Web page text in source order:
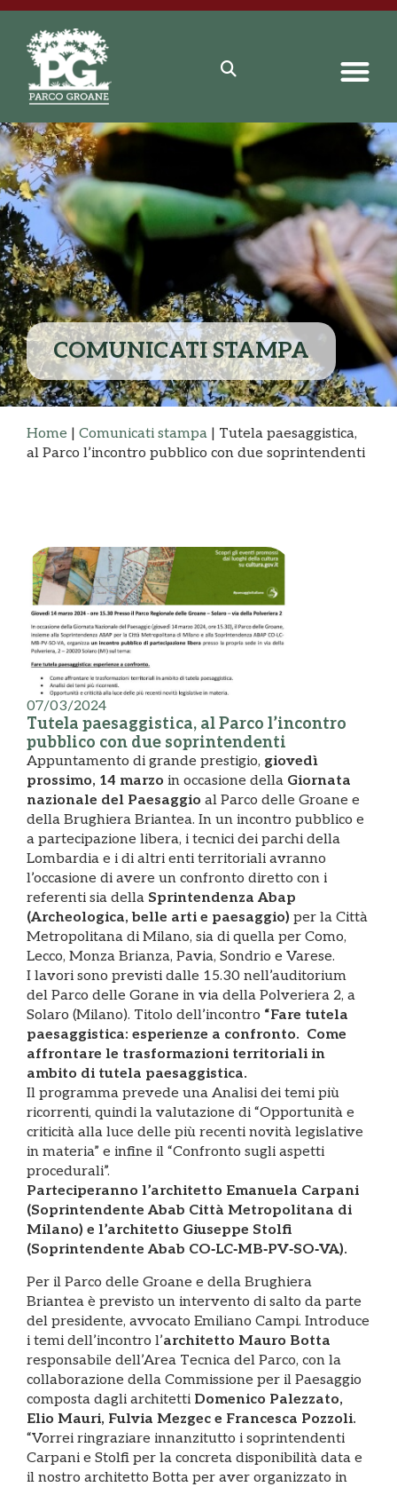
COMUNICATI STAMPA
Home | Comunicati stampa | Tutela paesaggistica,
al Parco l’incontro pubblico con due soprintendenti
07/03/2024
Tutela paesaggistica, al Parco l’incontro
pubblico con due soprintendenti
Appuntamento di grande prestigio, giovedì
prossimo, 14 marzo in occasione della Giornata
nazionale del Paesaggio al Parco delle Groane e
della Brughiera Briantea. In un incontro pubblico e
a partecipazione libera, i tecnici dei parchi della
Lombardia e i di altri enti territoriali avranno
l’occasione di avere un confronto diretto con i
referenti sia della Sprintendenza Abap
(Archeologica, belle arti e paesaggio) per la Città
Metropolitana di Milano, sia di quella per Como,
Lecco, Monza Brianza, Pavia, Sondrio e Varese.
I lavori sono previsti dalle 15.30 nell’auditorium
del Parco delle Gorane in via della Polveriera 2, a
Solaro (Milano). Titolo dell’incontro “Fare tutela
paesaggistica: esperienze a confronto. Come
affrontare le trasformazioni territoriali in
ambito di tutela paesaggistica.
Il programma prevede una Analisi dei temi più
ricorrenti, quindi la valutazione di “Opportunità e
criticità alla luce delle più recenti novità legislative
in materia” e infine il “Confronto sugli aspetti
procedurali”.
Parteciperanno l’architetto Emanuela Carpani
(Soprintendente Abab Città Metropolitana di
Milano) e l’architetto Giuseppe Stolfi
(Soprintendente Abab CO‐LC‐MB‐PV‐SO‐VA).
Per il Parco delle Groane e della Brughiera
Briantea è previsto un intervento di salto da parte
del presidente, avvocato Emiliano Campi. Introduce
i temi dell’incontro l’architetto Mauro Botta
responsabile dell’Area Tecnica del Parco, con la
collaborazione della Commissione per il Paesaggio
composta dagli architetti Domenico Palezzato,
Elio Mauri, Fulvia Mezgec e Francesca Pozzoli.
“Vorrei ringraziare innanzitutto i soprintendenti
Carpani e Stolfi per la concreta disponibilità data e
il nostro architetto Botta per aver organizzato in